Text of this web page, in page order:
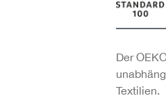
Der
Textilien.